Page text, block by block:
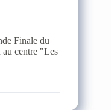
Finale du
au centre "Les